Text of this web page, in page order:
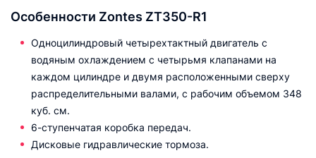
Особенности Zontes ZT350-R1
Одноцилиндровый четырехтактный двигатель с
водяным охлаждением с четырьмя клапанами на
каждом цилиндре и двумя расположенными сверху
распределительными валами, с рабочим объемом 348
куб. см.
6-ступенчатая коробка передач.
Дисковые гидравлические тормоза.